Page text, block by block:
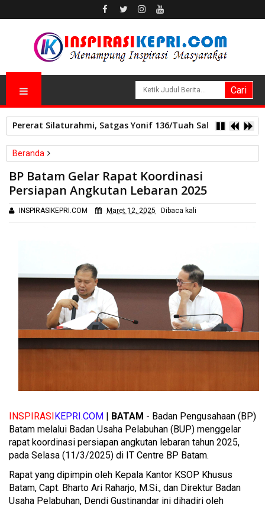
Pererat Silaturahmi, Satgas Yonif 136/Tuah Sakti Pos Ilu
Beranda
BP Batam Gelar Rapat Koordinasi Persiapan Angkutan Lebaran
BP Batam Gelar Rapat Koordinasi
Persiapan Angkutan Lebaran 2025
INSPIRASIKEPRI.COM Maret 12, 2025 Dibaca kali
INSPIRASIKEPRI.COM | BATAM - Badan Pengusahaan (BP)
Batam melalui Badan Usaha Pelabuhan (BUP) menggelar
rapat koordinasi persiapan angkutan lebaran tahun 2025,
pada Selasa (11/3/2025) di IT Centre BP Batam.
Rapat yang dipimpin oleh Kepala Kantor KSOP Khusus
Batam, Capt. Bharto Ari Raharjo, M.Si., dan Direktur Badan
Usaha Pelabuhan, Dendi Gustinandar ini dihadiri oleh